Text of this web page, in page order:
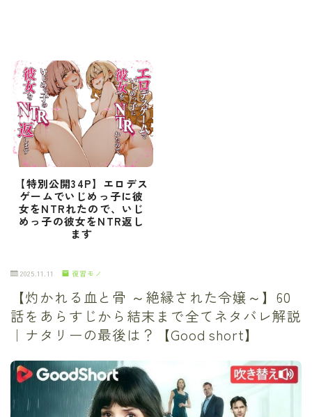
【特別公開34P】エロデス
ゲームでいじめっ子に彼
女をNTRれたので、いじ
めっ子の彼女をNTR返し
ます
2025.11.11 復習モノ
【灼かれる血と骨 ～絶縁された令嬢～】60
話をあらすじから結末まで全てネタバレ解説
｜ナタリーの最後は？【Good short】